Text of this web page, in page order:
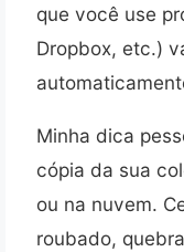
que você use
Dropbox, etc.)
Minha dica
cópia da sua
ou na nuvem.
roubado,